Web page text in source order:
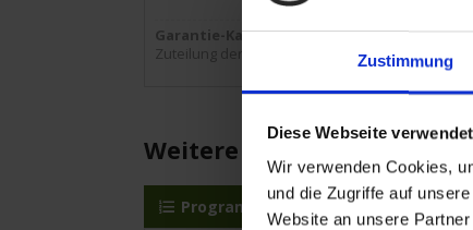
Zustimmung
Diese Webseite
Wir verwenden Cookies,
und die Zugriffe auf
Website an unsere
Garantie-Kabinen-Sonderpreis
Zuteilung der Kabinennummer innerhalb der
Weitere Reisedetails
Programm MS Katharina von